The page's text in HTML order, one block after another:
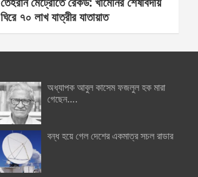
ঘিরে ৭০ লাখ যাত্রীর যাতায়াত
অধ্যাপক আবুল কাসেম ফজলুল হক মারা
গেছেন….
বন্ধ হয়ে গেল দেশের একমাত্র সচল রাডার